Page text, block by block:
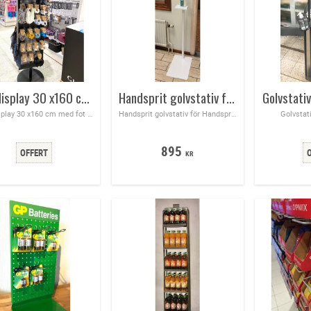
Golvdisplay 30 x160 cm med fot med hjul och skylthållare på toppen
Golvdisplay 30 x160 cm med fot med hjul och skylthållare på toppen
Handsprit golvstativ för Handsprit 895:- / st Mått 300x440x1250 mm med A4 skylt
Handsprit golvstativ för Handsprit alcogel med A4 skylt 895 kr
895 KR